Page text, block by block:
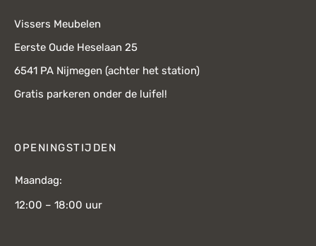
Vissers Meubelen
Eerste Oude Heselaan 25
6541 PA Nijmegen (achter het station)
Gratis parkeren onder de luifel!
OPENINGSTIJDEN
Maandag:
12:00 – 18:00 uur